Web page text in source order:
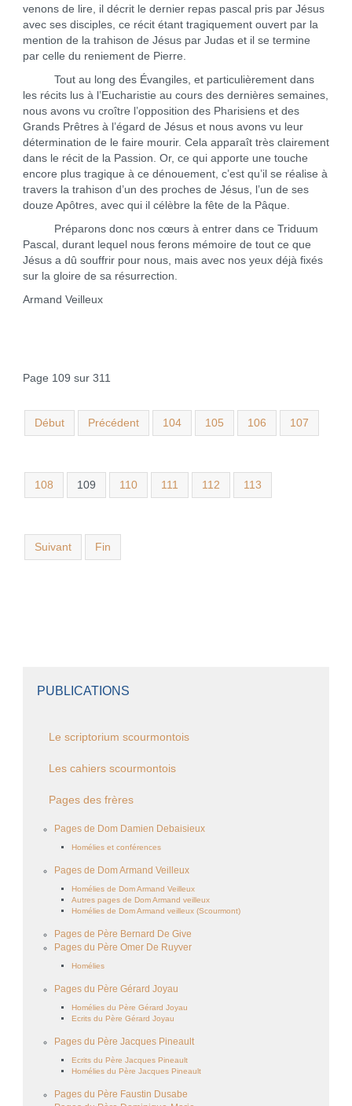
venons de lire, il décrit le dernier repas pascal pris par Jésus
avec ses disciples, ce récit étant tragiquement ouvert par la
mention de la trahison de Jésus par Judas et il se termine
par celle du reniement de Pierre.
Tout au long des Évangiles, et particulièrement dans
les récits lus à l’Eucharistie au cours des dernières semaines,
nous avons vu croître l’opposition des Pharisiens et des
Grands Prêtres à l’égard de Jésus et nous avons vu leur
détermination de le faire mourir. Cela apparaît très clairement
dans le récit de la Passion. Or, ce qui apporte une touche
encore plus tragique à ce dénouement, c’est qu’il se réalise à
travers la trahison d’un des proches de Jésus, l’un de ses
douze Apôtres, avec qui il célèbre la fête de la Pâque.
Préparons donc nos cœurs à entrer dans ce Triduum
Pascal, durant lequel nous ferons mémoire de tout ce que
Jésus a dû souffrir pour nous, mais avec nos yeux déjà fixés
sur la gloire de sa résurrection.
Armand Veilleux
Page 109 sur 311
Début Précédent 104 105 106 107
108 109 110 111 112 113
Suivant Fin
PUBLICATIONS
Le scriptorium scourmontois
Les cahiers scourmontois
Pages des frères
Pages de Dom Damien Debaisieux
Homélies et conférences
Pages de Dom Armand Veilleux
Homélies de Dom Armand Veilleux
Autres pages de Dom Armand veilleux
Homélies de Dom Armand veilleux (Scourmont)
Pages de Père Bernard De Give
Pages du Père Omer De Ruyver
Homélies
Pages du Père Gérard Joyau
Homélies du Père Gérard Joyau
Ecrits du Père Gérard Joyau
Pages du Père Jacques Pineault
Ecrits du Père Jacques Pineault
Homélies du Père Jacques Pineault
Pages du Père Faustin Dusabe